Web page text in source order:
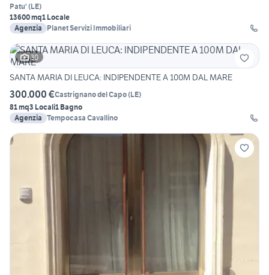
Patu' (LE)
13600 mq1 Locale
Agenzia
Planet Servizi Immobiliari
30
SANTA MARIA DI LEUCA: INDIPENDENTE A 100M DAL MARE
300.000 €Castrignano del Capo(LE)
81 mq3 Locali1 Bagno
Agenzia Tempocasa Cavallino